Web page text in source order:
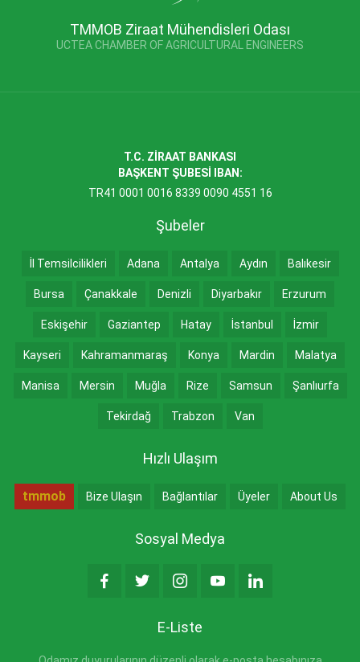
TMMOB Ziraat Mühendisleri Odası
UCTEA CHAMBER OF AGRICULTURAL ENGINEERS
T.C. ZİRAAT BANKASI
BAŞKENT ŞUBESİ IBAN:
TR41 0001 0016 8339 0090 4551 16
Şubeler
İl Temsilcilikleri Adana Antalya Aydın Balıkesir
Bursa Çanakkale Denizli Diyarbakır Erzurum
Eskişehir Gaziantep Hatay İstanbul İzmir
Kayseri Kahramanmaraş Konya Mardin Malatya
Manisa Mersin Muğla Rize Samsun Şanlıurfa
Tekirdağ Trabzon Van
Hızlı Ulaşım
tmmob Bize Ulaşın Bağlantılar Üyeler About Us
Sosyal Medya
E-Liste